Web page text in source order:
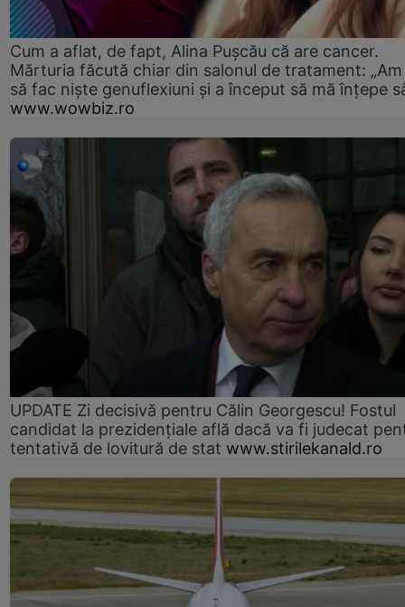
Cum a aflat, de fapt, Alina Pușcău că are cancer.
Mărturia făcută chiar din salonul de tratament:
să fac niște genuflexiuni și a început să mă înțepe
www.wowbiz.ro
UPDATE Zi decisivă pentru Călin Georgescu! Fostul
candidat la prezidențiale află dacă va fi judecat
tentativă de lovitură de stat www.stirilekanald.ro